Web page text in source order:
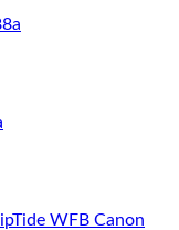
WFB Canon